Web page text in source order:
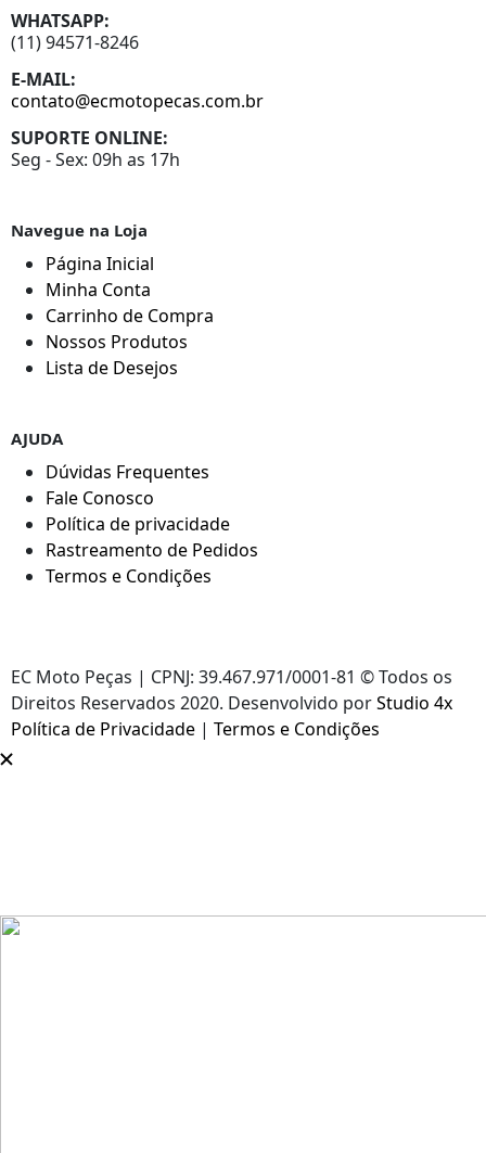
WHATSAPP:
(11) 94571-8246
E-MAIL:
contato@ecmotopecas.com.br
SUPORTE ONLINE:
Seg - Sex: 09h as 17h
Navegue na Loja
Página Inicial
Minha Conta
Carrinho de Compra
Nossos Produtos
Lista de Desejos
AJUDA
Dúvidas Frequentes
Fale Conosco
Política de privacidade
Rastreamento de Pedidos
Termos e Condições
EC Moto Peças | CPNJ: 39.467.971/0001-81 © Todos os
Direitos Reservados 2020. Desenvolvido porStudio 4x
Política de Privacidade | Termos e Condições